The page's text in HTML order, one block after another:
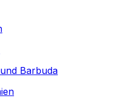
Barbuda